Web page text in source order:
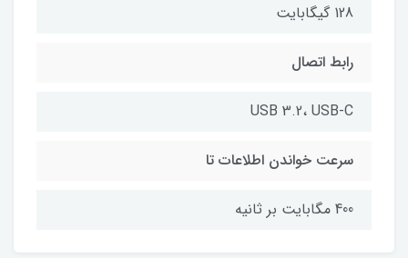
128 گیگابایت
رابط اتصال
USB 3.2، USB-C
سرعت خواندن اطلاعات تا
400 مگابایت بر ثانیه